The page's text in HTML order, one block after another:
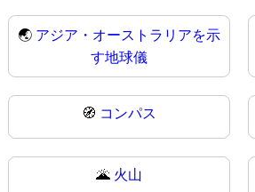
🌏 アジア・オーストラリアを示
す地球儀
🧭 コンパス
🌋 火山